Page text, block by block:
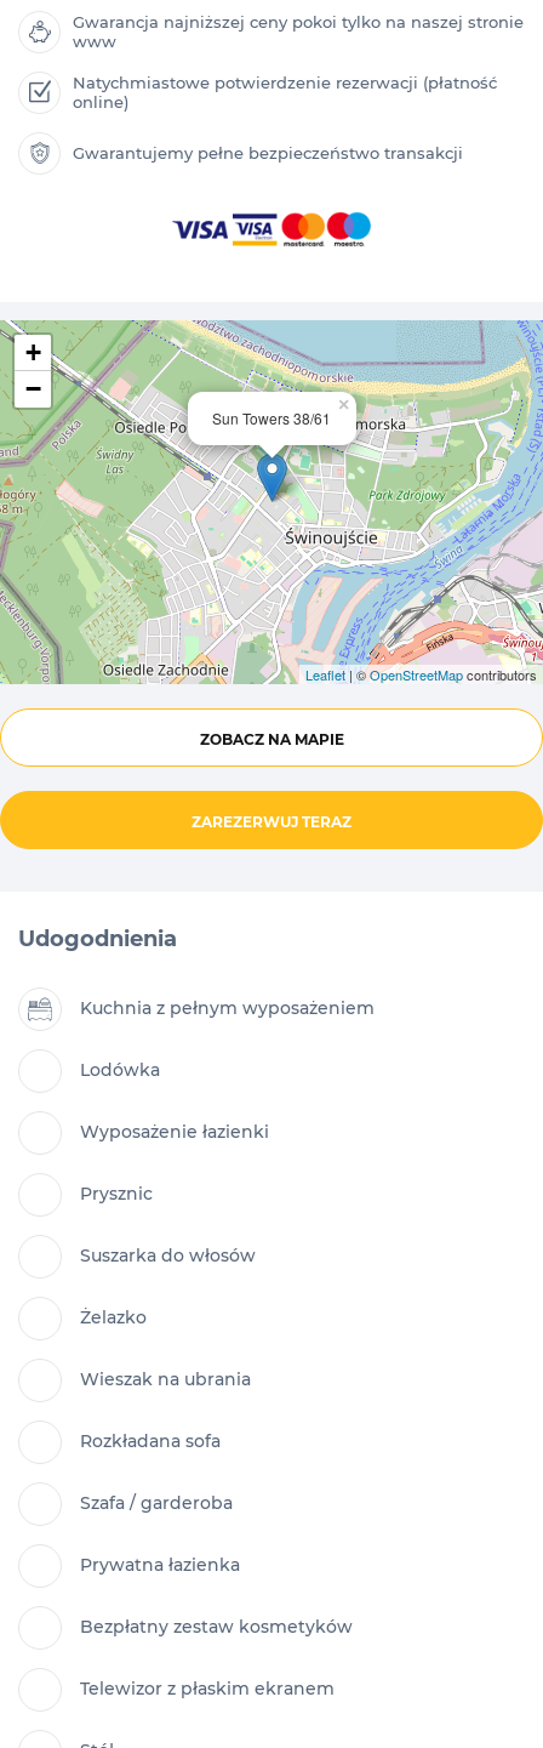
Gwarancja najniższej ceny pokoi tylko na naszej stronie
www
Natychmiastowe potwierdzenie rezerwacji (płatność
online)
Gwarantujemy pełne bezpieczeństwo transakcji
Sun Towers 38/61
×
+
−
Leaflet | ©OpenStreetMapcontributors
ZOBACZ NA MAPIE
ZAREZERWUJ TERAZ
Udogodnienia
Kuchnia z pełnym wyposażeniem
Lodówka
Wyposażenie łazienki
Prysznic
Suszarka do włosów
Żelazko
Wieszak na ubrania
Rozkładana sofa
Szafa / garderoba
Prywatna łazienka
Bezpłatny zestaw kosmetyków
Telewizor z płaskim ekranem